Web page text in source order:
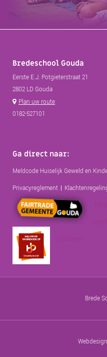
Bredeschool Gouda
Eerste E.J. Potgieterstraat 21
2802 LD Gouda
Plan uw route
0182-527101
Ga direct naar:
Meldcode Huiselijk Geweld en
Privacyreglement
Brede